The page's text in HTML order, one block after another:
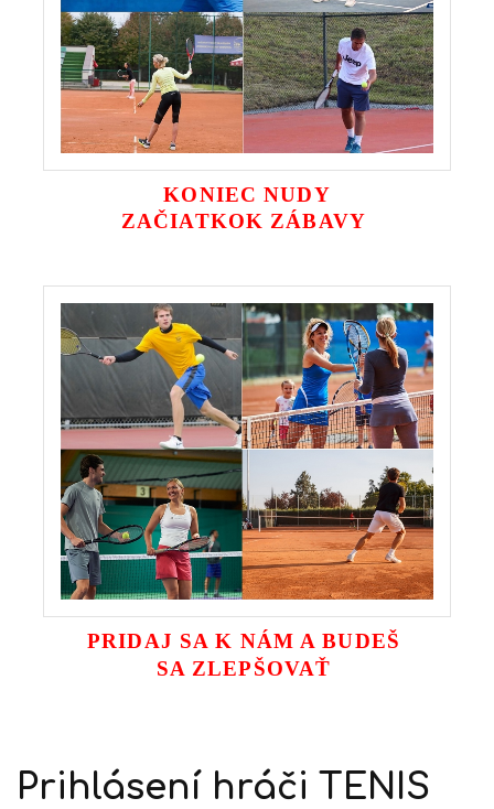
KONIEC NUDY
ZAČIATKOK ZÁBAVY
PRIDAJ SA K NÁM A BUDEŠ
SA ZLEPŠOVAŤ
Prihlásení hráči TENIS